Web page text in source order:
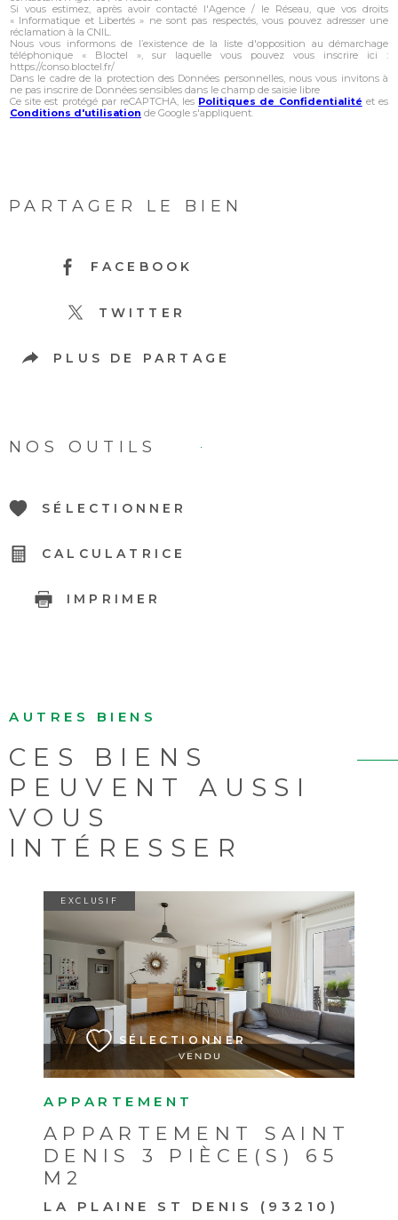
Si vous estimez, après avoir contacté l'Agence / le Réseau, que vos droits
« Informatique et Libertés » ne sont pas respectés, vous pouvez adresser une
réclamation à la CNIL.
Nous vous informons de l’existence de la liste d'opposition au démarchage
téléphonique « Bloctel », sur laquelle vous pouvez vous inscrire ici :
https://conso.bloctel.fr/
Dans le cadre de la protection des Données personnelles, nous vous invitons à
ne pas inscrire de Données sensibles dans le champ de saisie libre
Ce site est protégé par reCAPTCHA, les Politiques de Confidentialité et es
Conditions d'utilisation de Google s'appliquent.
PARTAGER LE BIEN
FACEBOOK
TWITTER
PLUS DE PARTAGE
NOS OUTILS
SÉLECTIONNER
CALCULATRICE
IMPRIMER
AUTRES BIENS
CES BIENS
PEUVENT AUSSI
VOUS
INTÉRESSER
APPARTEMENT
APPARTEMENT SAINT
DENIS 3 PIÈCE(S) 65
M2
LA PLAINE ST DENIS (93210)
EXCLUSIF
SÉLECTIONNER
VOIR LE BIEN